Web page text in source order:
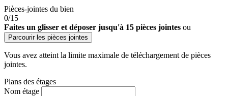
Pièces-jointes du bien
0/15
Faites un glisser et déposer jusqu'à 15 pièces jointes ou
Parcourir les pièces jointes
Vous avez atteint la limite maximale de téléchargement de pièces
jointes.
Plans des étages
Nom étage